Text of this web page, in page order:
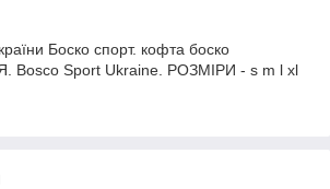
Боско спорт. кофта боско
Bosco Sport Ukraine. РОЗМІРИ - s m l xl